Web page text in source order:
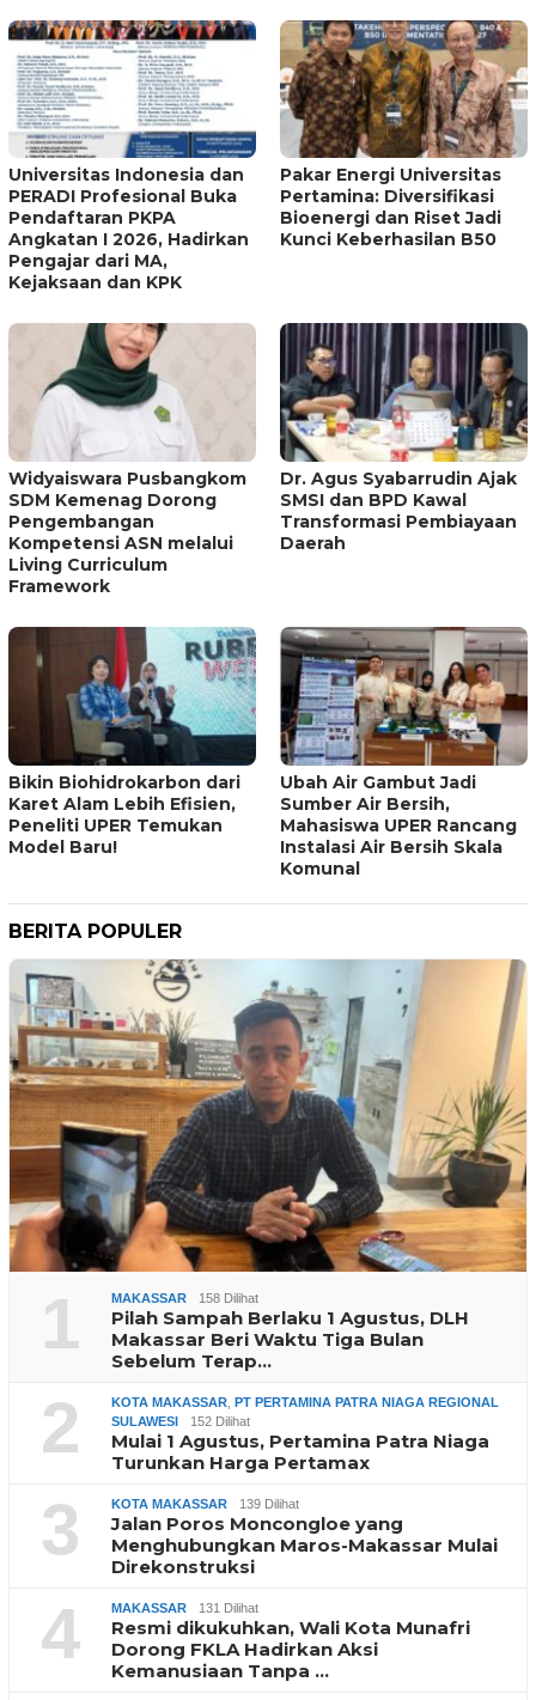
Universitas Indonesia dan
PERADI Profesional Buka
Pendaftaran PKPA
Angkatan I 2026, Hadirkan
Pengajar dari MA,
Kejaksaan dan KPK
Pakar Energi Universitas
Pertamina: Diversifikasi
Bioenergi dan Riset Jadi
Kunci Keberhasilan B50
Widyaiswara Pusbangkom
SDM Kemenag Dorong
Pengembangan
Kompetensi ASN melalui
Living Curriculum
Framework
Dr. Agus Syabarrudin Ajak
SMSI dan BPD Kawal
Transformasi Pembiayaan
Daerah
Bikin Biohidrokarbon dari
Karet Alam Lebih Efisien,
Peneliti UPER Temukan
Model Baru!
Ubah Air Gambut Jadi
Sumber Air Bersih,
Mahasiswa UPER Rancang
Instalasi Air Bersih Skala
Komunal
BERITA POPULER
1 MAKASSAR 158 Dilihat
Pilah Sampah Berlaku 1 Agustus, DLH
Makassar Beri Waktu Tiga Bulan
Sebelum Terap…
2 KOTA MAKASSAR PT PERTAMINA PATRA NIAGA REGIONAL
SULAWESI
152 Dilihat
Mulai 1 Agustus, Pertamina Patra Niaga
Turunkan Harga Pertamax
3 KOTA MAKASSAR 139 Dilihat
Jalan Poros Moncongloe yang
Menghubungkan Maros-Makassar Mulai
Direkonstruksi
4 MAKASSAR 131 Dilihat
Resmi dikukuhkan, Wali Kota Munafri
Dorong FKLA Hadirkan Aksi
Kemanusiaan Tanpa …